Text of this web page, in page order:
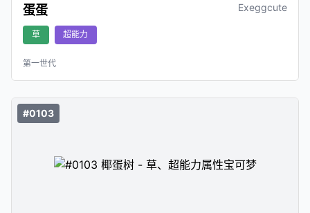
蛋蛋 Exeggcute
草 超能力
第一世代
#0103